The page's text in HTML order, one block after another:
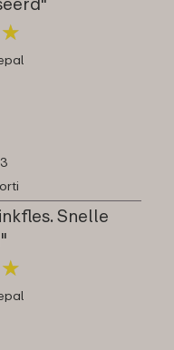
★
★
Snelle
★
★